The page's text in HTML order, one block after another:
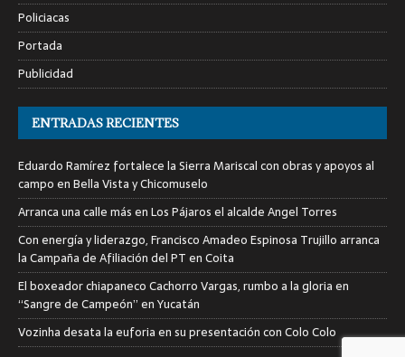
Policiacas
Portada
Publicidad
ENTRADAS RECIENTES
Eduardo Ramírez fortalece la Sierra Mariscal con obras y apoyos al
campo en Bella Vista y Chicomuselo
Arranca una calle más en Los Pájaros el alcalde Angel Torres
Con energía y liderazgo, Francisco Amadeo Espinosa Trujillo arranca
la Campaña de Afiliación del PT en Coita
El boxeador chiapaneco Cachorro Vargas, rumbo a la gloria en
“Sangre de Campeón” en Yucatán
Vozinha desata la euforia en su presentación con Colo Colo